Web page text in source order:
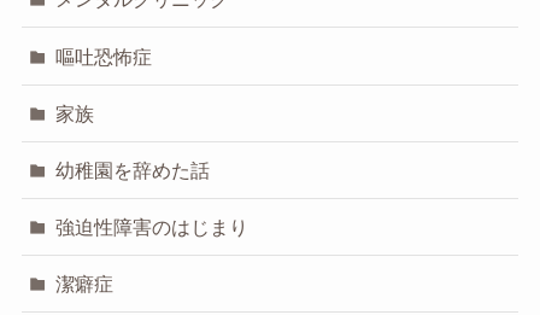
嘔吐恐怖症
家族
幼稚園を辞めた話
強迫性障害のはじまり
潔癖症